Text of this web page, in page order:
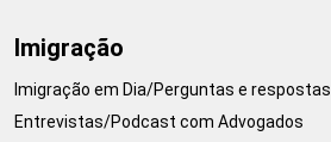
Imigração
Imigração em Dia/Perguntas e respostas
Entrevistas/Podcast com Advogados